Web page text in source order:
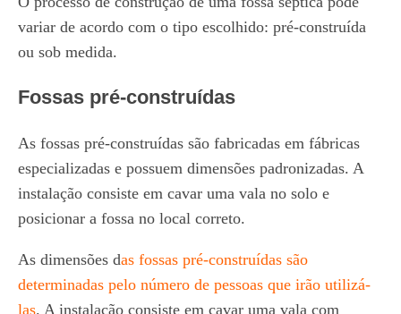
variar de acordo com o tipo escolhido: pré-construída
ou sob medida.
Fossas pré-construídas
As fossas pré-construídas são fabricadas em fábricas
especializadas e possuem dimensões padronizadas. A
instalação consiste em cavar uma vala no solo e
posicionar a fossa no local correto.
As dimensões das fossas pré-construídas são
determinadas pelo número de pessoas que irão utilizá-
las. A instalação consiste em cavar uma vala com